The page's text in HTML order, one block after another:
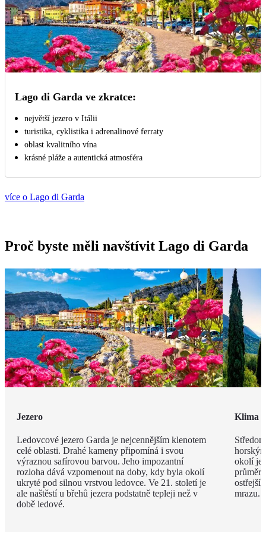
Lago di Garda ve zkratce:
největší jezero v Itálii
turistika, cyklistika i adrenalinové ferraty
oblast kvalitního vína
krásné pláže a autentická atmosféra
více o Lago di Garda
Proč byste měli navštívit Lago di Garda
Jezero
Ledovcové jezero Garda je nejcennějším klenotem
celé oblasti. Drahé kameny připomíná i svou
výraznou safírovou barvou. Jeho impozantní
rozloha dává vzpomenout na doby, kdy byla okolí
ukryté pod silnou vrstvou ledovce. Ve 21. století je
ale naštěstí u břehů jezera podstatně tepleji než v
době ledové.
Klima
okolí
mrazu.